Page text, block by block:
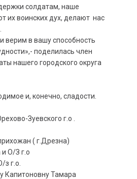
солдатам, наше
их воинских дух, делают нас
верим в вашу способность
поделилась член
нашего городского округа
и, конечно, сладости.
Зуевского г.о .
( г.Дрезна)
О/З г.о
з г.о.
Капитоновну Тамара